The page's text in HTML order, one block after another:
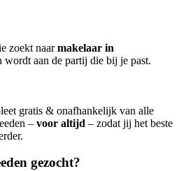
zoekt naarmakelaar in
wordt aan de partij die bij je past.
gratis & onafhankelijk van alle
– voor altijd – zodat jij het beste
gezocht?